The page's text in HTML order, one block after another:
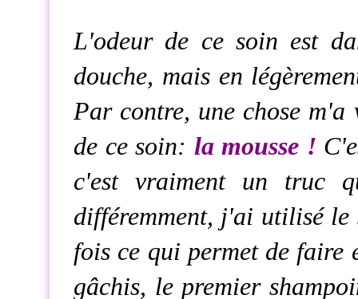
L'odeur de ce soin est
douche, mais en
Par contre, une chose
de ce soin: la mousse !
c'est vraiment un truc
différemment, j'ai utilisé le
fois ce qui permet de faire
gâchis, le premier